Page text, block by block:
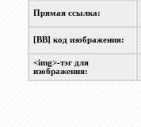
Прямая ссылка:
[BB] код изображения:
<img>-тэг для
изображения: